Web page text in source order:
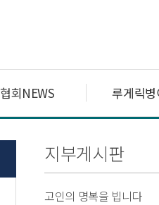
협회NEWS 루게릭
지부게시판
고인의 명복을 빕니다